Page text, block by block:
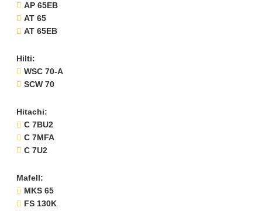
AP 65EB
AT 65
AT 65EB
Hilti:
WSC 70-A
SCW 70
Hitachi:
C 7BU2
C 7MFA
C 7U2
Mafell:
MKS 65
FS 130K